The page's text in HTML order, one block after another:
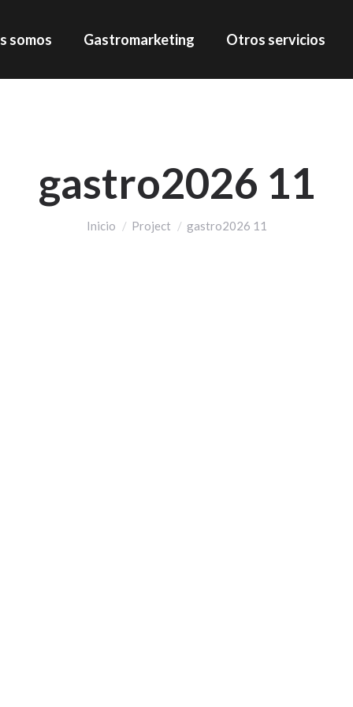
somos Gastromarketing Otros servicios
gastro2026 11
Estás aquí:
Inicio Project gastro2026 11